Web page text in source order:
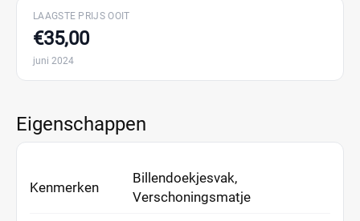
LAAGSTE PRIJS OOIT
€35,00
juni 2024
Eigenschappen
Kenmerken
Billendoekjesvak,
Verschoningsmatje